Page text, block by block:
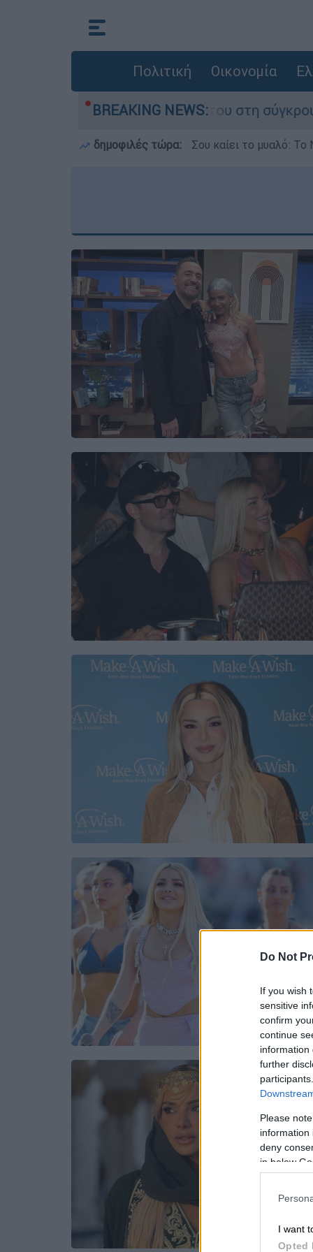
Do Not
If you wish
sensitive
confirm
continue
information
further
Please
information
deny
in below
I want
Opted
Πολιτική Οικονομία
BREAKING NEWS:
έχασε τη ζωή του στη σύγκρουση
δημοφιλές τώρα: Σου καίει το μυαλό: